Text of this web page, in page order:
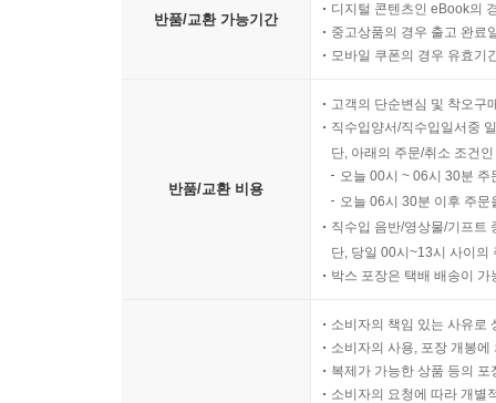
반품/교환 가능기간
디지털 콘텐츠인 eBook의
중고상품의 경우 출고 완료
모바일 쿠폰의 경우 유효기
반품/교환 비용
고객의 단순변심 및 착오구
직수입양서/직수입일서중
단, 아래의 주문/취소 조건
오늘 00시 ~ 06시 30분
오늘 06시 30분 이후 주
직수입 음반/영상물/기프트
단, 당일 00시~13시 사이의
박스 포장은 택배 배송이
소비자의 책임 있는 사유로
소비자의 사용, 포장 개봉
복제가 가능한 상품 등의
소비자의 요청에 따라 개별